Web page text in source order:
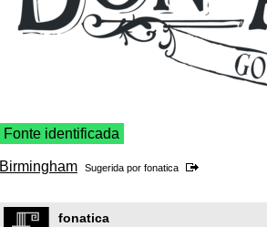
Fonte identificada
Birmingham Sugerida por fonatica
fonatica